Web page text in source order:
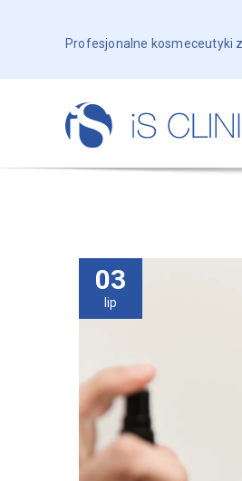
Profesjonalne kosmeceutyki
03
lip